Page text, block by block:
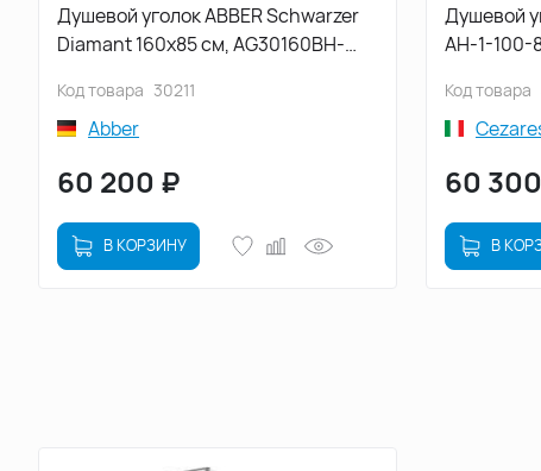
Душевой уголок ABBER Schwarzer
Diamant 160х85 см, AG30160BH-
стекло прозрачное
Код товара 30211
Abber
60 200 ₽
В КОРЗИНУ
Душевой
AH-1-
Код товара
60 300
В